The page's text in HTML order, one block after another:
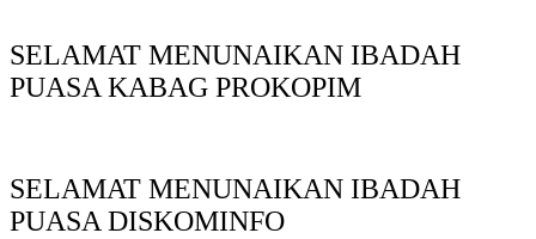
SELAMAT MENUNAIKAN IBADAH
PUASA KABAG PROKOPIM
SELAMAT MENUNAIKAN IBADAH
PUASA DISKOMINFO